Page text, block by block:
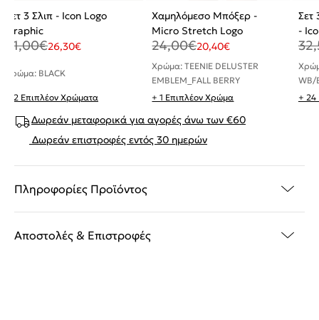
Σετ 3 Σλιπ - Icon Logo
Graphic
31,00€26,30€
Χρώμα: BLACK
+ 2 Επιπλέον Χρώματα
Χαμηλόμεσο Μπόξερ -
Micro Stretch Logo
24,00€20,40€
Χρώμα: TEENIE DELUSTER
EMBLEM_FALL BERRY
+ 1 Επιπλέον Χρώμα
Σετ
-
WB/
+ 24
Δωρεάν μεταφορικά για αγορές άνω των €60
Δωρεάν επιστροφές εντός 30 ημερών
Πληροφορίες Προϊόντος
Αποστολές & Επιστροφές